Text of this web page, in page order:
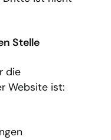
Stelle
die
Website ist: